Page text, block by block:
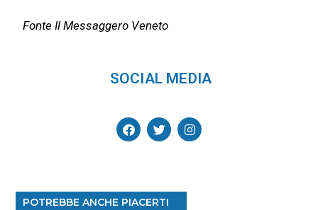
Fonte Il Messaggero Veneto
SOCIAL MEDIA
POTREBBE ANCHE PIACERTI